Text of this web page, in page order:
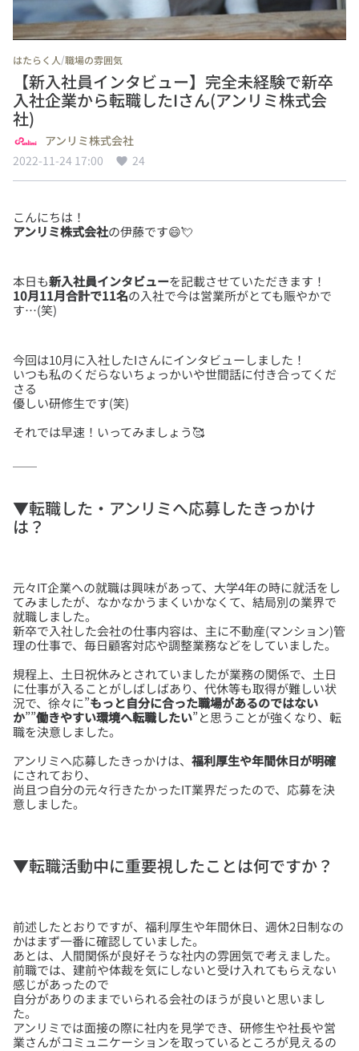
はたらく人/職場の雰囲気
【新入社員インタビュー】完全未経験で新卒
入社企業から転職したIさん(アンリミ株式会
社)
アンリミ株式会社
2022-11-24 17:00
24
アンリミ株式会社の伊藤です😄💘
本日も新入社員インタビュー
10月11月合計で11名の入社で今は営業所がとても賑やかで
す…(笑)
今回は10月に入社したIさんにインタビューしました！
いつも私のくだらないちょっかいや世間話に付き合ってくだ
さる
▼転職した・アンリミへ応募したきっかけ
は？
元々IT企業への就職は興味があって、大学4年の時に就活をし
てみましたが、なかなかうまくいかなくて、結局別の業界で
就職しました。
新卒で入社した会社の仕事内容は、主に不動産(マンション)管
規程上、土日祝休みとされていましたが業務の関係で、土日
に仕事が入ることがしばしばあり、代休等も取得が難しい状
況で、徐々に”もっと自分に合った職場があるのではない
か””働きやすい環境へ転職したい”と思うことが強くなり、転
アンリミへ応募したきっかけは、 福利厚生や年間休日が明確
にされており、
尚且つ自分の元々行きたかったIT業界だったので、応募を決
▼転職活動中に重要視したことは何ですか？
前述したとおりですが、福利厚生や年間休日、週休2日制なの
かはまず一番に確認していました。
あとは、人間関係が良好そうな社内の雰囲気で考えました。
前職では、建前や体裁を気にしないと受け入れてもらえない
感じがあったので
自分がありのままでいられる会社のほうが良いと思いまし
た。
アンリミでは面接の際に社内を見学でき、研修生や社長や営
業さんがコミュニケーションを取っているところが見えるの